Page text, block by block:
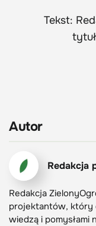
Tekst:
Autor
Redakcja
Redakcja
projektantów, który
wiedzą i pomysłami